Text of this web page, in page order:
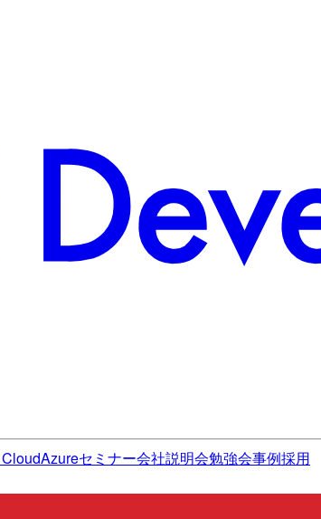
Azureセミナー会社説明会勉強会事例採用